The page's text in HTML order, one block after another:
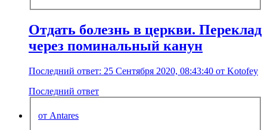
Отдать болезнь в церкви. Переклад
через поминальный канун
Последний ответ: 25 Сентября 2020, 08:43:40 от Kotofey
Последний ответ
от Antares